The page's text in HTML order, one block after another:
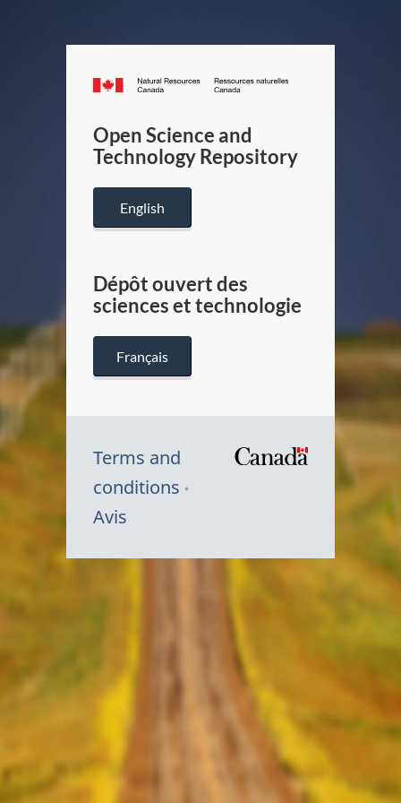
Canada.ca
/
Canada
Open Science and
Technology Repository
English
Dépôt ouvert des
sciences et technologie
Français
Terms and
conditions
Avis
Symbole
Canada